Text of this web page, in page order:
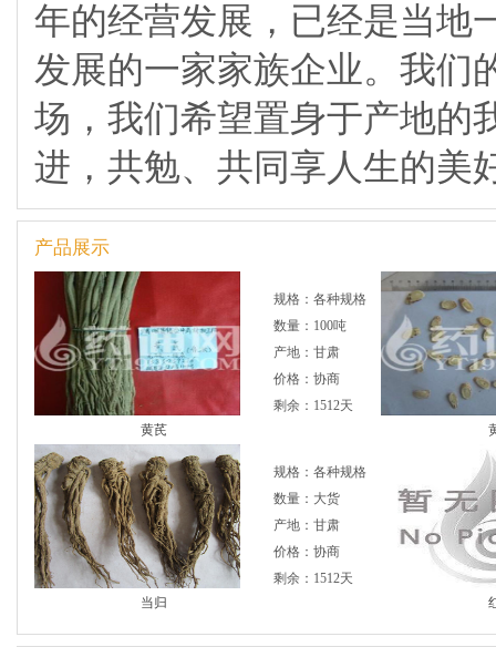
年的经营发展，已经是当地
发展的一家家族企业。我们
场，我们希望置身于产地的
进，共勉、共同享人生的美
产品展示
黄芪
规格：各种规格
数量：100吨
产地：甘肃
价格：协商
剩余：1512天
当归
规格：各种规格
数量：大货
产地：甘肃
价格：协商
剩余：1512天